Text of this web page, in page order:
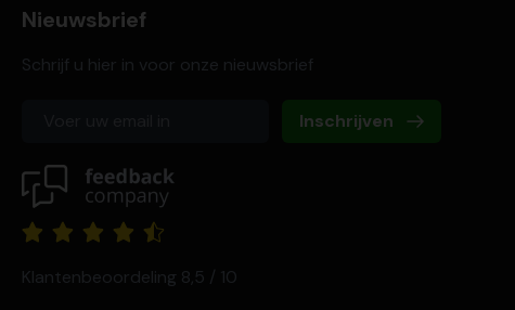
Nieuwsbrief
Schrijf u hier in voor onze nieuwsbrief
Inschrijven
Klantenbeoordeling 8,5 / 10